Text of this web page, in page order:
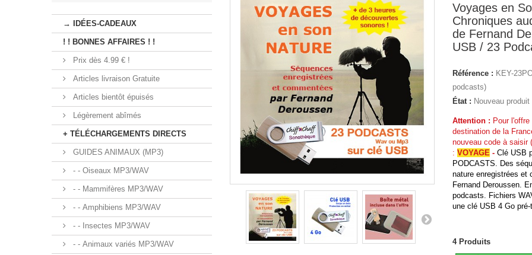
→ IDÉES-CADEAUX
! ! BONNES AFFAIRES ! !
Prix dès 4.99 € !
Articles livraison Gratuite
Articles bientôt épuisés
Légèrement abîmés
+ TÉLÉCHARGEMENTS DIRECTS
GUIDES ANIMAUX (MP3)
- - Oiseaux MP3/WAV
- - Mammifères MP3/WAV
- - Amphibiens MP3/WAV
- - Insectes MP3/WAV
- - Animaux variés MP3/WAV
Voyages en
Chroniques
de Fernand
USB / 23
Référence : KEY-
podcasts)
État : Nouveau produit
Attention : Pour
destination de la
nouveau code à saisir
: VOYAGE - Clé USB
PODCASTS. Des
nature enregistrées et
Fernand Deroussen.
podcasts. Fichiers
une clé USB 4 Go
4 Produits